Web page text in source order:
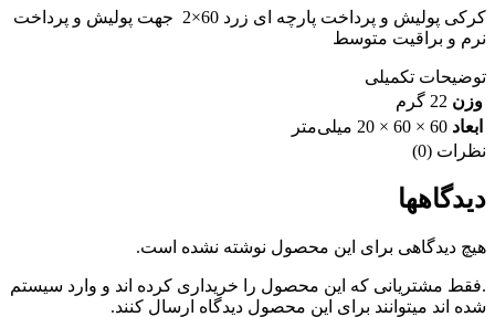
کرکی پولیش و پرداخت پارچه ای زرد 60×2 جهت پولیش و پرداخت
نرم و براقیت متوسط
توضیحات تکمیلی
وزن 22 گرم
ابعاد 60 × 60 × 20 میلی‌متر
نظرات (0)
دیدگاهها
هیچ دیدگاهی برای این محصول نوشته نشده است.
.فقط مشتریانی که این محصول را خریداری کرده اند و وارد سیستم
شده اند میتوانند برای این محصول دیدگاه ارسال کنند.